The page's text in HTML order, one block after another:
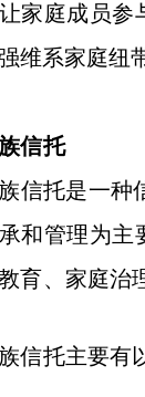
家庭成员参
维系家庭纽
信托
信托是一种
和管理为主
育、家庭治
信托主要有